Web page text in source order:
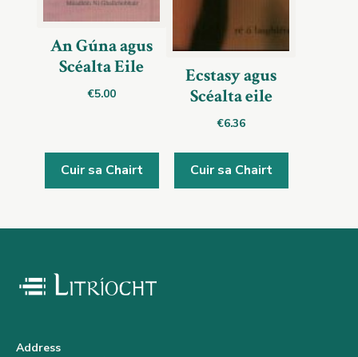
An Gúna agus
Scéalta Eile
€5.00
Cuir sa Chairt
Ecstasy agus
Scéalta eile
€6.36
Cuir sa Chairt
Address